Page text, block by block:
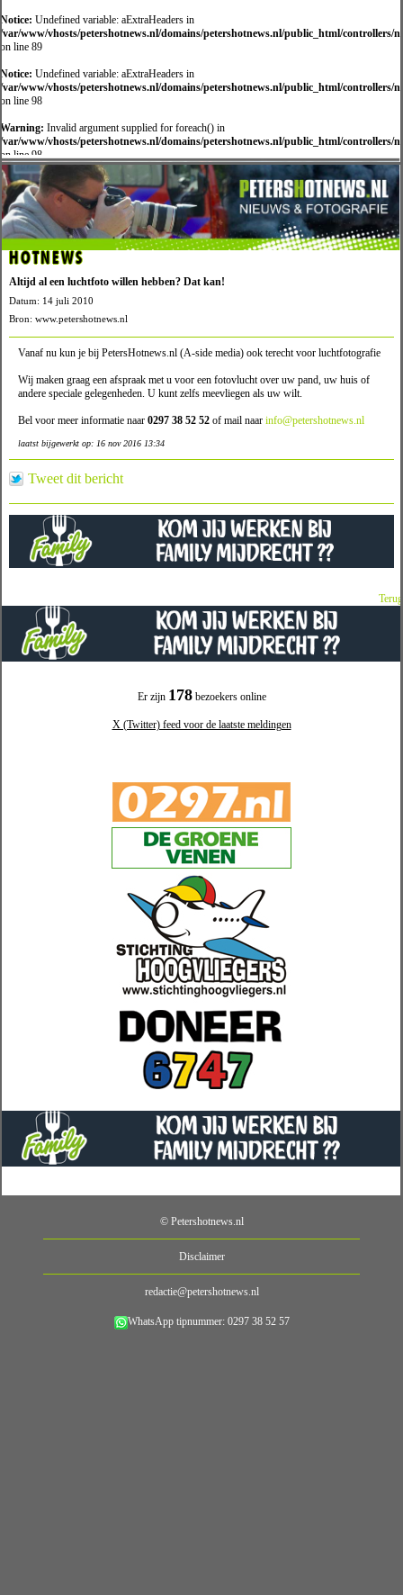
Notice: Undefined variable: aExtraHeaders in
/var/www/vhosts/petershotnews.nl/domains/petershotnews.nl/public_html/controllers/
on line 89
Notice: Undefined variable: aExtraHeaders in
/var/www/vhosts/petershotnews.nl/domains/petershotnews.nl/public_html/controllers/
on line 98
Warning: Invalid argument supplied for foreach() in
/var/www/vhosts/petershotnews.nl/domains/petershotnews.nl/public_html/controllers/
on line 98
Er zijn 178bezoekers online
X (Twitter) feed voor de laatste meldingen
HOTNEWS
Altijd al een luchtfoto willen hebben? Dat kan!
Datum: 14 juli 2010
Bron: www.petershotnews.nl
Vanaf nu kun je bij PetersHotnews.nl (A-side media) ook terecht voor luchtfotografie
Wij maken graag een afspraak met u voor een fotovlucht over uw pand, uw huis of
andere speciale gelegenheden. U kunt zelfs meevliegen als uw wilt.
Bel voor meer informatie naar 0297 38 52 52 of mail naar info@petershotnews.nl
laatst bijgewerkt op: 16 nov 2016 13:34
Tweet dit bericht
Terug
© Petershotnews.nl
Disclaimer
redactie@petershotnews.nl
WhatsApp tipnummer: 0297 38 52 57